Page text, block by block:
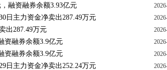
融资融券余额3.93亿元
日主力资金净卖出287.49万元
出287.49万元
资融券余额3.9亿元
资融券余额3.9亿元
日主力资金净卖出252.24万元